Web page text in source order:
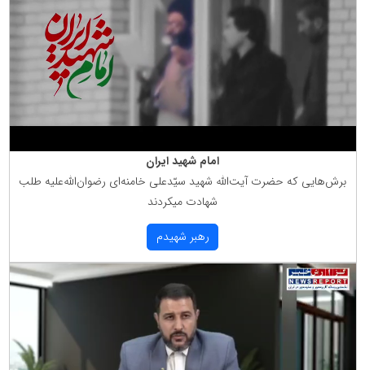
امام شهید ایران
برش‌هایی كه حضرت آیت‌الله شهید سیّدعلی خامنه‌ای رضوان‌الله‌علیه طلب
شهادت میكردند
رهبر شهیدم